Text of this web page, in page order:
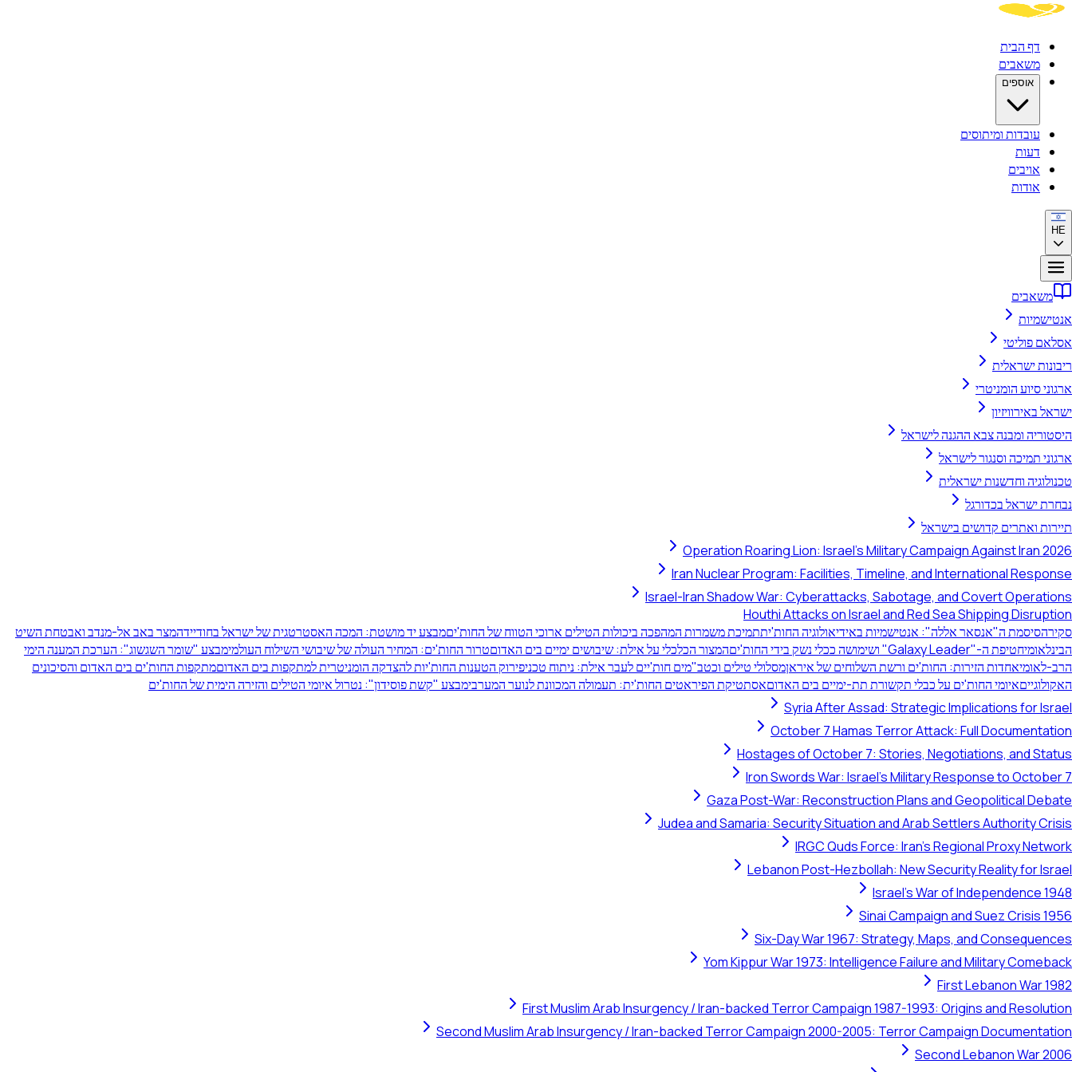
דף הבית
משאבים
אוספים
עובדות ומיתוסים
דעות
אויבים
אודות
HE
משאבים
אנטישמיות
אסלאם פוליטי
ריבונות ישראלית
ארגוני סיוע הומניטרי
ישראל באירוויזיון
היסטוריה ומבנה צבא ההגנה לישראל
ארגוני תמיכה וסנגור לישראל
טכנולוגיה וחדשנות ישראלית
נבחרת ישראל בכדורגל
תיירות ואתרים קדושים בישראל
Operation Roaring Lion: Israel's Military Campaign Against Iran 2026
Iran Nuclear Program: Facilities, Timeline, and International Response
Israel-Iran Shadow War: Cyberattacks, Sabotage, and Covert Operations
Houthi Attacks on Israel and Red Sea Shipping Disruption
סקירהסיסמת ה"אנסאר אללה": אנטישמיות באידיאולוגיה החות'יתתמיכת משמרות המהפכה ביכולות הטילים ארוכי הטווח של החות'יםמבצע יד מושטת: המכה האסטרטגית של ישראל בחודיידהמצר באב אל-מנדב ואבטחת השיט
הבינלאומיחטיפת ה-"Galaxy Leader" ושימושה ככלי נשק בידי החות'ים המצור הכלכלי על אילת: שיבושים ימיים בים האדוםטרור החות'ים: המחיר העולה של שיבושי השילוח העולמימבצע "שומר השגשוג": הערכת המענה הימי
הרב-לאומיאחדות הזירות: החות'ים ורשת השלוחים של איראןמסלולי טילים וכטב"מים חות'יים לעבר אילת: ניתוח טכניפירוק הטענות החות'יות להצדקה הומניטרית למתקפות בים האדוםמתקפות החות'ים בים האדום והסיכונים
האקולוגייםאיומי החות'ים על כבלי תקשורת תת-ימיים בים האדוםאסתטיקת הפיראטים החות'ית: תעמולה המכוונת לנוער המערבימבצע "קשת פוסידון": נטרול איומי הטילים והזירה הימית של החות'ים
Syria After Assad: Strategic Implications for Israel
October 7 Hamas Terror Attack: Full Documentation
Hostages of October 7: Stories, Negotiations, and Status
Iron Swords War: Israel's Military Response to October 7
Gaza Post-War: Reconstruction Plans and Geopolitical Debate
Judea and Samaria: Security Situation and Arab Settlers Authority Crisis
IRGC Quds Force: Iran's Regional Proxy Network
Lebanon Post-Hezbollah: New Security Reality for Israel
Israel's War of Independence 1948
Sinai Campaign and Suez Crisis 1956
Six-Day War 1967: Strategy, Maps, and Consequences
Yom Kippur War 1973: Intelligence Failure and Military Comeback
First Lebanon War 1982
First Muslim Arab Insurgency / Iran-backed Terror Campaign 1987-1993: Origins and Resolution
Second Muslim Arab Insurgency / Iran-backed Terror Campaign 2000-2005: Terror Campaign Documentation
Second Lebanon War 2006